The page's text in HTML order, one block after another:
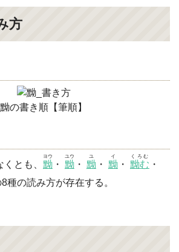
方
黝の書き順【筆順】
とも、 黝
ヨウ
・ 黝
ユウ
・ 黝
ユ
・ 黝
イ
・ 黝む
くろむ
・
種の読み方が存在する。